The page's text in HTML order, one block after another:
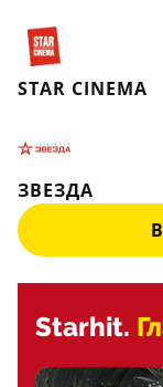
STAR CINEMA
ЗВЕЗДА
Starhit.